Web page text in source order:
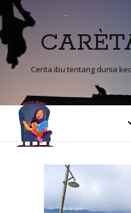
Cerita ibu tentang dunia